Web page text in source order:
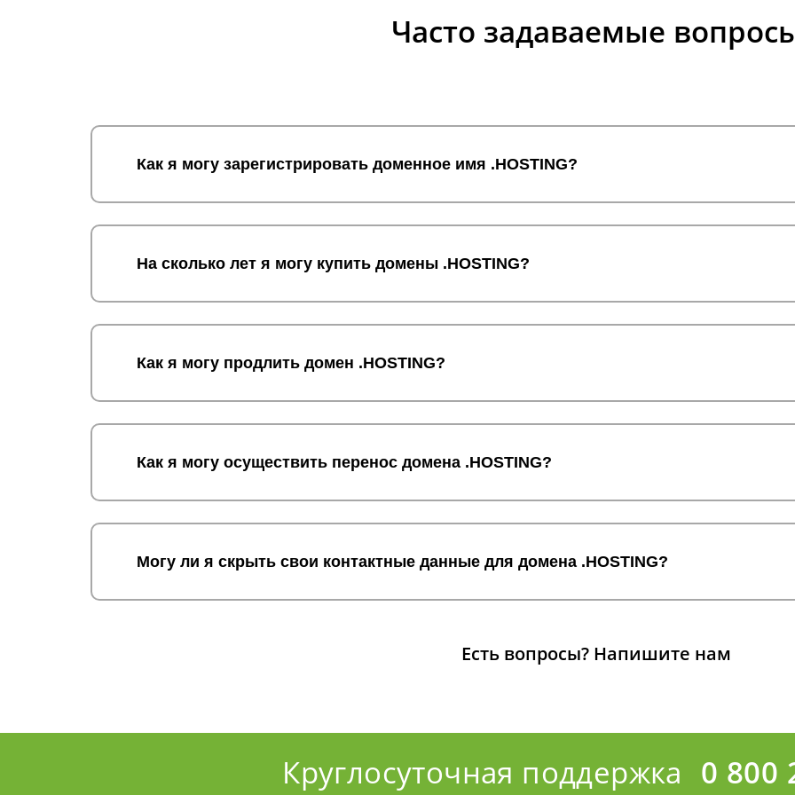
Часто задаваемые
Как я могу зарегистрировать доменное имя .HOSTING?
На сколько лет я могу купить домены .HOSTING?
Как я могу продлить домен .HOSTING?
Как я могу осуществить перенос домена .HOSTING?
Могу ли я скрыть свои контактные данные для домена .HOSTING?
Есть вопросы? Напишите нам
Круглосуточная поддержка 0 800